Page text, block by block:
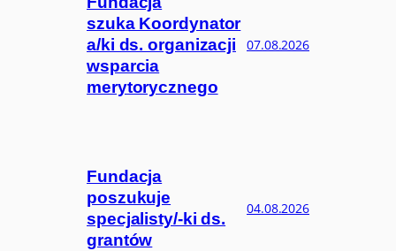
szuka Koordynator
a/ki ds. organizacji
wsparcia
merytorycznego
07.08.2026
Fundacja
poszukuje
specjalisty/-ki ds.
grantów
04.08.2026